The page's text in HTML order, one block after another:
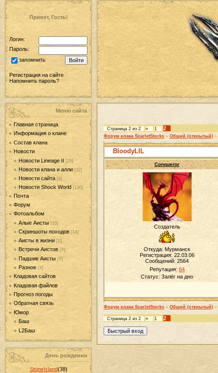
Привет, Гость!
Логин:
Пароль:
запомнить
Регистрация на сайте
Напомнить пароль?
Меню сайта
Главная страница
Информация о клане
Состав клана
Новости
Новости Lineage II [25]
Новости клана и алли [22]
Новости сайта [8]
Новости Shock World [130]
Почта
Форум
Фотоальбом
Алые Аисты [33]
Скриншоты походов [14]
Аисты в жизни [Х]
Встречи Аистов [Х]
Падшие Аисты [Х]
Разное [Х]
Кладовая сайтов
Кладовая файлов
Прогноз погоды
Обратная связь
Юмор
Баш
L2Баш
День рождения
StoneIsland(38)
Страница 2 из 2 « 1 2
Форум клана ScarletStorks » Общий (открытый) »
BloodyLIL
Conqueror
Создатель
Откуда: Мурманск
Регистрация: 22.03.06
Сообщений: 2564
Репутация: 64
Статус: Залёг на дно
Форум клана ScarletStorks » Общий (открытый) »
Страница 2 из 2 « 1
2